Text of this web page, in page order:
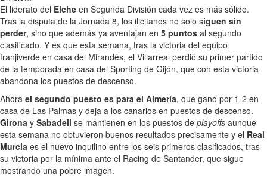
El liderato del Elche en Segunda División cada vez es más sólido.
Tras la disputa de la Jornada 8, los ilicitanos no solo siguen sin
perder, sino que además ya aventajan en 5 puntos al segundo
clasificado. Y es que esta semana, tras la victoria del equipo
franjiverde en casa del Mirandés, el Villarreal perdió su primer partido
de la temporada en casa del Sporting de Gijón, que con esta victoria
abandona los puestos de descenso.
Ahora el segundo puesto es para el Almería, que ganó por 1-2 en
casa de Las Palmas y deja a los canarios en puestos de descenso.
Girona y Sabadell se mantienen en los puestos de playoffs aunque
esta semana no obtuvieron buenos resultados precisamente y el Real
Murcia es el nuevo inquilino entre los seis primeros clasificados, tras
su victoria por la mínima ante el Racing de Santander, que sigue
mostrando una pobre imagen.